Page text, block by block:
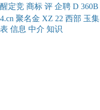
醒定竞 商标 评 企聘 D 360B
4.cn 聚名金 XZ 22 西部 玉集
表 信息 中介 知识